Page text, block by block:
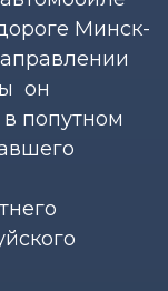
Минск-
он
попутном